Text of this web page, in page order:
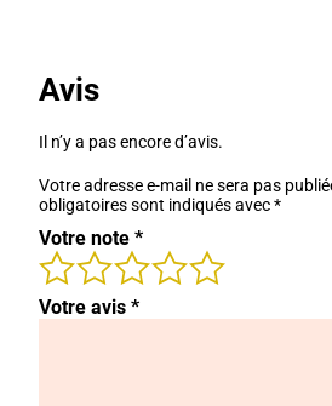
Avis
Il n’y a pas encore d’avis.
Votre adresse e-mail ne sera pas
obligatoires sont indiqués avec*
Votre note *
Votre avis *